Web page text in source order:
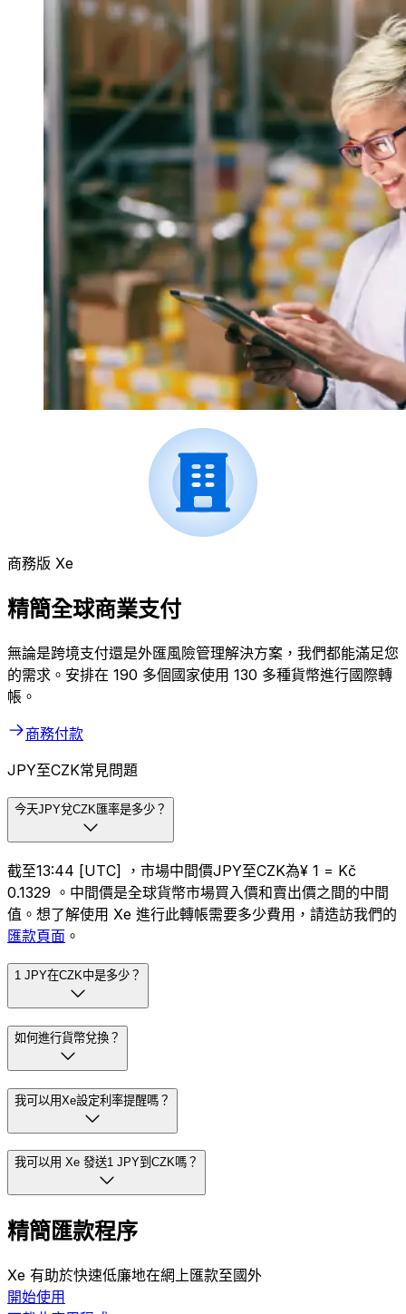
商務版 Xe
精簡全球商業支付
無論是跨境支付還是外匯風險管理解決方案，我們都能滿足您
的需求。安排在 190 多個國家使用 130 多種貨幣進行國際轉
帳。
商務付款
JPY至CZK常見問題
今天JPY兌CZK匯率是多少？
截至13:44 [UTC] ，市場中間價JPY至CZK為¥ 1 = Kč
0.1329 。中間價是全球貨幣市場買入價和賣出價之間的中間
值。想了解使用 Xe 進行此轉帳需要多少費用，請造訪我們的
匯款頁面 。
1 JPY在CZK中是多少？
如何進行貨幣兌換？
我可以用Xe設定利率提醒嗎？
我可以用 Xe 發送1 JPY到CZK嗎？
精簡匯款程序
Xe 有助於快速低廉地在網上匯款至國外
開始使用